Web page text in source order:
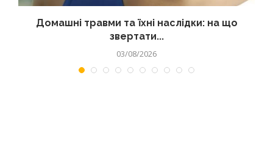
Домашні травми та їхні наслідки: на що
звертати...
03/08/2026